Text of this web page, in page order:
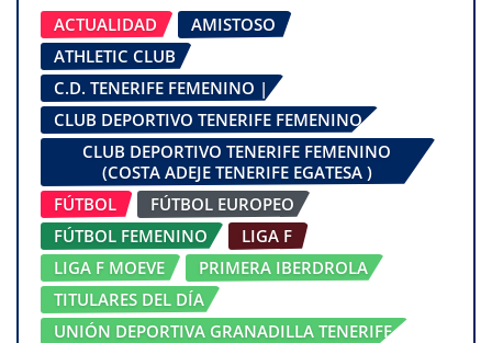
ACTUALIDAD
AMISTOSO
ATHLETIC CLUB
C.D. TENERIFE FEMENINO |
CLUB DEPORTIVO TENERIFE FEMENINO
CLUB DEPORTIVO TENERIFE FEMENINO
(COSTA ADEJE TENERIFE EGATESA )
FÚTBOL
FÚTBOL EUROPEO
FÚTBOL FEMENINO
LIGA F
LIGA F MOEVE
PRIMERA IBERDROLA
TITULARES DEL DÍA
UNIÓN DEPORTIVA GRANADILLA TENERIFE